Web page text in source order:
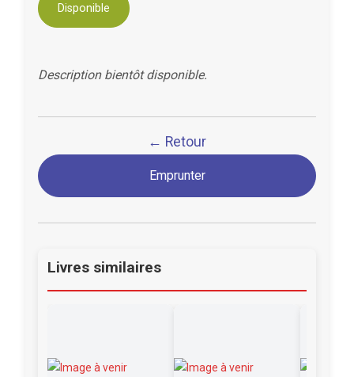
Disponible
Description bientôt disponible.
← Retour
Emprunter
Livres similaires